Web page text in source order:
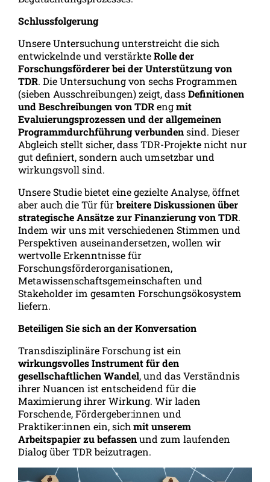
Schlussfolgerung
Unsere Untersuchung unterstreicht die sich
entwickelnde und verstärkteRolle der
Forschungsförderer bei der Unterstützung von
TDR. Die Untersuchung von sechs Programmen
(sieben Ausschreibungen) zeigt, dassDefinitionen
und Beschreibungen von TDRengmit
Evaluierungsprozessen und der allgemeinen
Programmdurchführung verbundensind. Dieser
Abgleich stellt sicher, dass TDR-Projekte nicht nur
gut definiert, sondern auch umsetzbar und
wirkungsvoll sind.
Unsere Studie bietet eine gezielte Analyse, öffnet
aber auch die Tür fürbreitere Diskussionen über
strategische Ansätze zur Finanzierung von TDR.
Indem wir uns mit verschiedenen Stimmen und
Perspektiven auseinandersetzen, wollen wir
wertvolle Erkenntnisse für
Forschungsförderorganisationen,
Metawissenschaftsgemeinschaften und
Stakeholder im gesamten Forschungsökosystem
liefern.
Beteiligen Sie sich an der Konversation
Transdisziplinäre Forschung ist ein
wirkungsvolles Instrument für den
gesellschaftlichen Wandel, und das Verständnis
ihrer Nuancen ist entscheidend für die
Maximierung ihrer Wirkung. Wir laden
Forschende, Fördergeber:innen und
Praktiker:innen ein, sich mit unserem
Arbeitspapier zu befassenund zum laufenden
Dialog über TDR beizutragen.